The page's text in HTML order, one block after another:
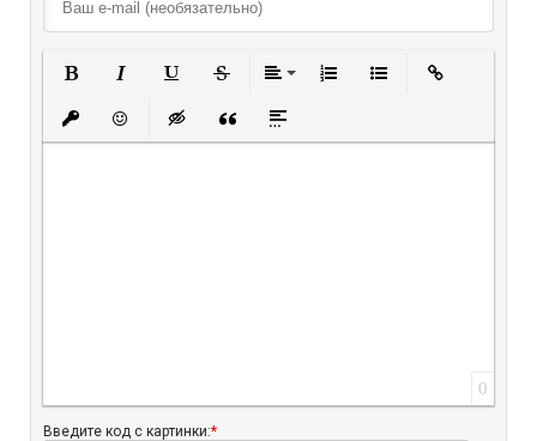
Вставить защищенную ссылку
Вставить смайлик
Вставка скрытого текста
Вставка цитаты
Вставка спойлера
0
Введите код с картинки:*